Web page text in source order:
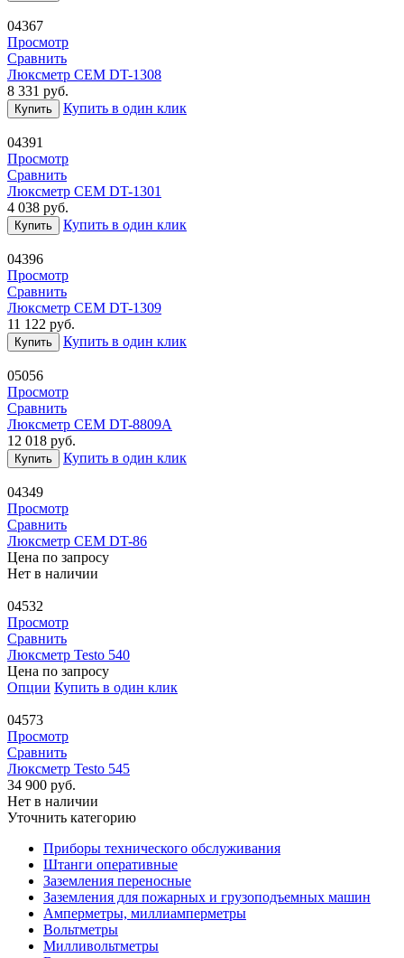
04367
Просмотр
Сравнить
Люксметр CEM DT-1308
8 331 руб.
Купить Купить в один клик
04391
Просмотр
Сравнить
Люксметр CEM DT-1301
4 038 руб.
Купить Купить в один клик
04396
Просмотр
Сравнить
Люксметр CEM DT-1309
11 122 руб.
Купить Купить в один клик
05056
Просмотр
Сравнить
Люксметр CEM DT-8809A
12 018 руб.
Купить Купить в один клик
04349
Просмотр
Сравнить
Люксметр CEM DT-86
Цена по запросу
Нет в наличии
04532
Просмотр
Сравнить
Люксметр Testo 540
Цена по запросу
Опции Купить в один клик
04573
Просмотр
Сравнить
Люксметр Testo 545
34 900 руб.
Нет в наличии
Уточнить категорию
Приборы технического обслуживания
Штанги оперативные
Заземления переносные
Заземления для пожарных и грузоподъемных машин
Амперметры, миллиамперметры
Вольтметры
Милливольтметры